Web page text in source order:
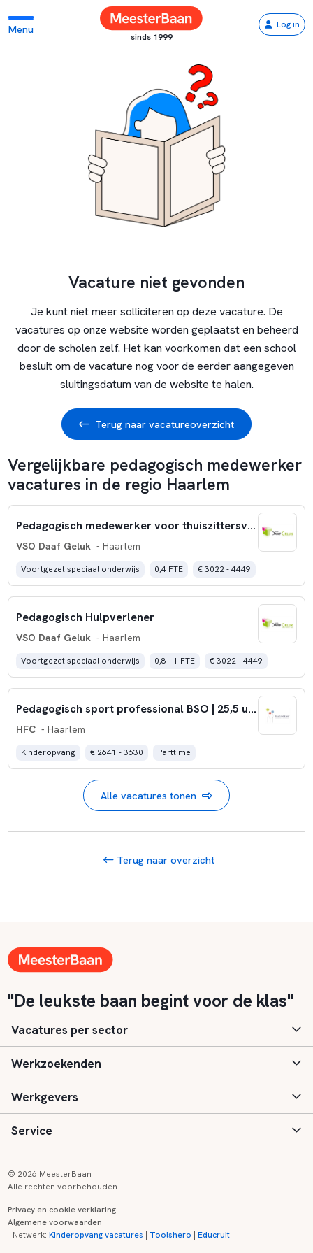
Menu
sinds 1999
Log in
Vacature niet gevonden
Je kunt niet meer solliciteren op deze vacature. De
vacatures op onze website worden geplaatst en beheerd
door de scholen zelf. Het kan voorkomen dat een school
besluit om de vacature nog voor de eerder aangegeven
sluitingsdatum van de website te halen.
Terug naar vacatureoverzicht
Vergelijkbare pedagogisch medewerker
vacatures in de regio Haarlem
Pedagogisch medewerker voor thuiszittersvoorziening
VSO Daaf Geluk - Haarlem
Voortgezet speciaal onderwijs 0,4 FTE € 3022 - 4449
Pedagogisch Hulpverlener
VSO Daaf Geluk - Haarlem
Voortgezet speciaal onderwijs 0,8 - 1 FTE € 3022 - 4449
Pedagogisch sport professional BSO | 25,5 uur | Haarlem
HFC - Haarlem
Kinderopvang € 2641 - 3630 Parttime
Alle vacatures tonen
Terug naar overzicht
"De leukste baan begint voor de klas"
Vacatures per sector
Basisonderwijs
Speciaal (basis) onderwijs
Voortgezet onderwijs
Kinderopvang
Werkzoekenden
Aanmelden
Vacatures
Zij-instroom informatie
Werkgevers
Inloggen
Registreren
Service
Onderwijs links
© 2026 MeesterBaan
Alle rechten voorbehouden
Privacy en cookie verklaring
Algemene voorwaarden
Netwerk:Kinderopvang vacatures | Toolshero |Educruit